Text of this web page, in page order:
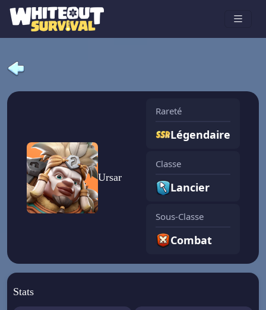
Ursar
Rareté
Légendaire
Classe
Lancier
Sous-Classe
Combat
Stats